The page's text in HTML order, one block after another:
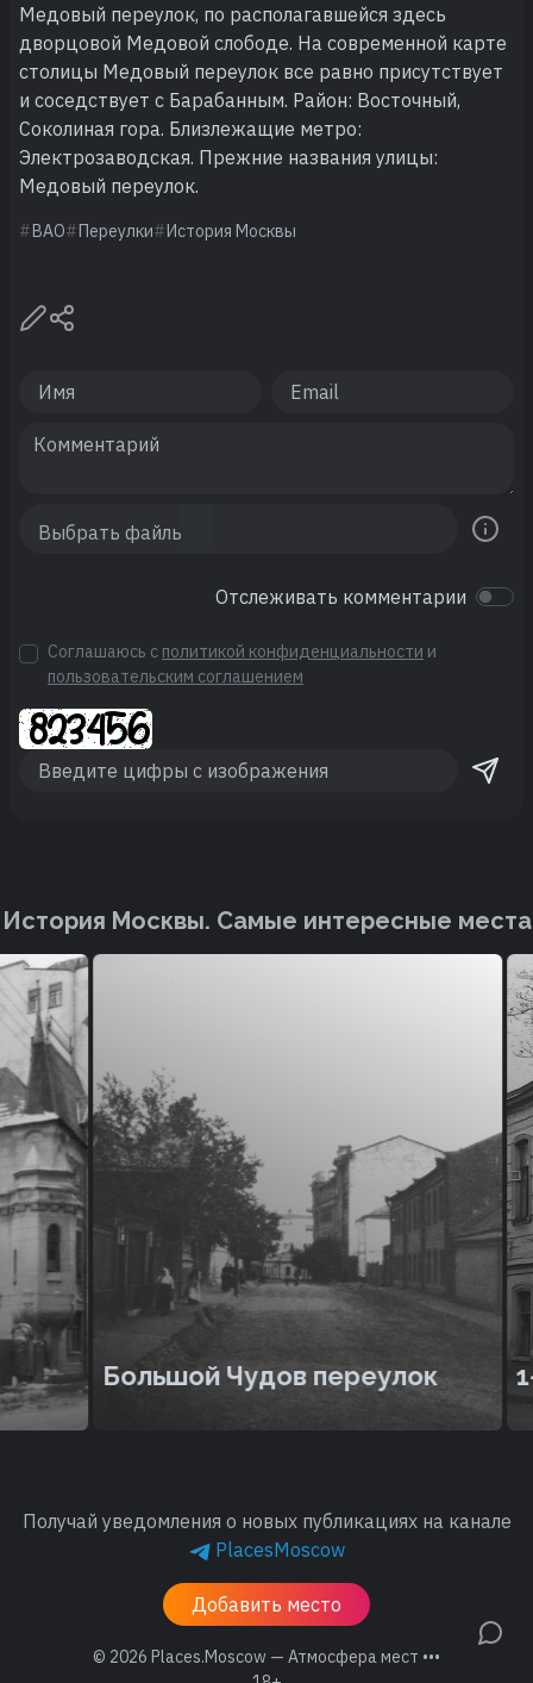
Медовый переулок, по располагавшейся здесь
дворцовой Медовой слободе. На современной карте
столицы Медовый переулок все равно присутствует
и соседствует с Барабанным. Район: Восточный,
Соколиная гора. Близлежащие метро:
Электрозаводская. Прежние названия улицы:
Медовый переулок.
ВАО Переулки История Москвы
Отслеживать комментарии
Соглашаюсь с политикой конфиденциальности и
пользовательским соглашением
История Москвы. Cамые интересные места
Большой Чудов переулок 1-
Получай уведомления о новых публикациях на канале
PlacesMoscow
Добавить место
© 2026 Places.Moscow — Атмосфера мест •••